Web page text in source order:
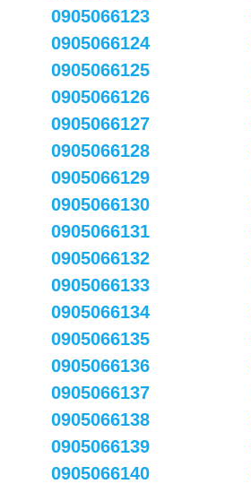
0905066123
0905066124
0905066125
0905066126
0905066127
0905066128
0905066129
0905066130
0905066131
0905066132
0905066133
0905066134
0905066135
0905066136
0905066137
0905066138
0905066139
0905066140